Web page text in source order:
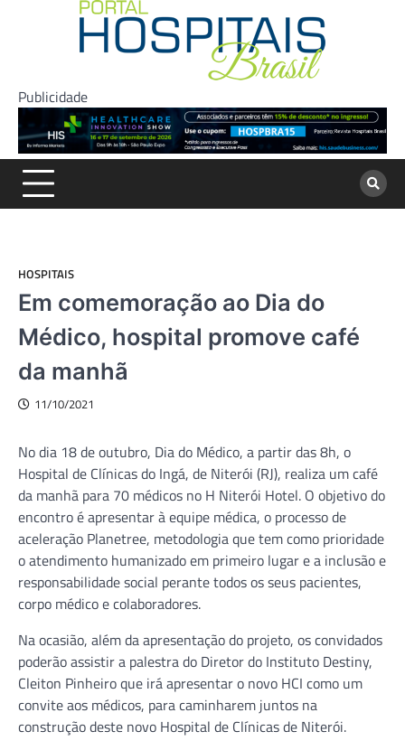
Publicidade
HOSPITAIS
Em comemoração ao Dia do
Médico, hospital promove café
da manhã
11/10/2021
No dia 18 de outubro, Dia do Médico, a partir das 8h, o
Hospital de Clínicas do Ingá, de Niterói (RJ), realiza um café
da manhã para 70 médicos no H Niterói Hotel. O objetivo do
encontro é apresentar à equipe médica, o processo de
aceleração Planetree, metodologia que tem como prioridade
o atendimento humanizado em primeiro lugar e a inclusão e
responsabilidade social perante todos os seus pacientes,
corpo médico e colaboradores.
Na ocasião, além da apresentação do projeto, os convidados
poderão assistir a palestra do Diretor do Instituto Destiny,
Cleiton Pinheiro que irá apresentar o novo HCI como um
convite aos médicos, para caminharem juntos na
construção deste novo Hospital de Clínicas de Niterói.